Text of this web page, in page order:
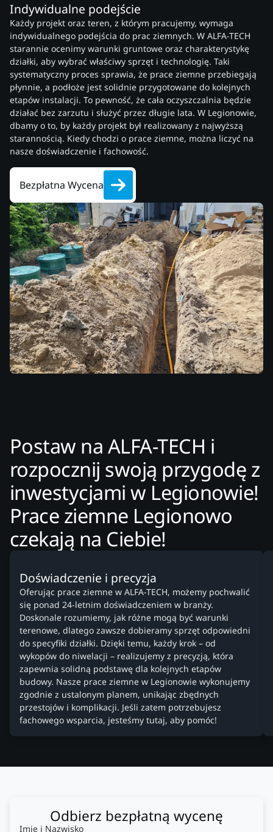
Indywidualne podejście
Każdy projekt oraz teren, z którym pracujemy, wymaga
indywidualnego podejścia do prac ziemnych. W ALFA-TECH
starannie ocenimy warunki gruntowe oraz charakterystykę
działki, aby wybrać właściwy sprzęt i technologię. Taki
systematyczny proces sprawia, że prace ziemne przebiegają
płynnie, a podłoże jest solidnie przygotowane do kolejnych
etapów instalacji. To pewność, że cała oczyszczalnia będzie
działać bez zarzutu i służyć przez długie lata. W Legionowie,
dbamy o to, by każdy projekt był realizowany z najwyższą
starannością. Kiedy chodzi o prace ziemne, można liczyć na
nasze doświadczenie i fachowość.
Bezpłatna Wycena
Postaw na ALFA-TECH i
rozpocznij swoją przygodę z
inwestycjami w Legionowie!
Prace ziemne Legionowo
czekają na Ciebie!
Doświadczenie i precyzja
Oferując prace ziemne w ALFA-TECH, możemy pochwalić
się ponad 24-letnim doświadczeniem w branży.
Doskonale rozumiemy, jak różne mogą być warunki
terenowe, dlatego zawsze dobieramy sprzęt odpowiedni
do specyfiki działki. Dzięki temu, każdy krok – od
wykopów do niwelacji – realizujemy z precyzją, która
zapewnia solidną podstawę dla kolejnych etapów
budowy. Nasze prace ziemne w Legionowie wykonujemy
zgodnie z ustalonym planem, unikając zbędnych
przestojów i komplikacji. Jeśli zatem potrzebujesz
fachowego wsparcia, jesteśmy tutaj, aby pomóc!
Odbierz bezpłatną wycenę
Imię i Nazwisko